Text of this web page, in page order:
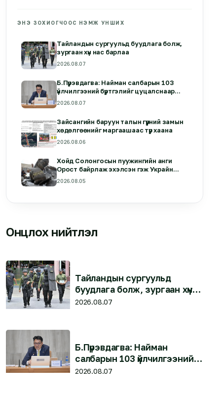
ЭНЭ ЗОХИОГЧООС НЭМЖ УНШИХ
Тайландын сургуульд буудлага болж,
зургаан хүн нас барлаа
2026.08.07
Б.Пүрэвдагва: Найман салбарын 103
үйлчилгээний бүртгэлийг цуцалснаар
бизнес эрхлэхэд таатай нөхцөл бүрдэнэ
2026.08.07
Зайсангийн баруун талын гүүрний замын
хөдөлгөөнийг маргаашаас түр хаана
2026.08.06
Хойд Солонгосын пуужингийн анги
Орост байрлаж эхэлсэн гэж Украйн
мэдэгдлээ
2026.08.05
Онцлох нийтлэл
Тайландын сургуульд
буудлага болж, зургаан хүн
нас барлаа
2026.08.07
Б.Пүрэвдагва: Найман
салбарын 103 үйлчилгээний
бүртгэлийг цуцалснаар
2026.08.07